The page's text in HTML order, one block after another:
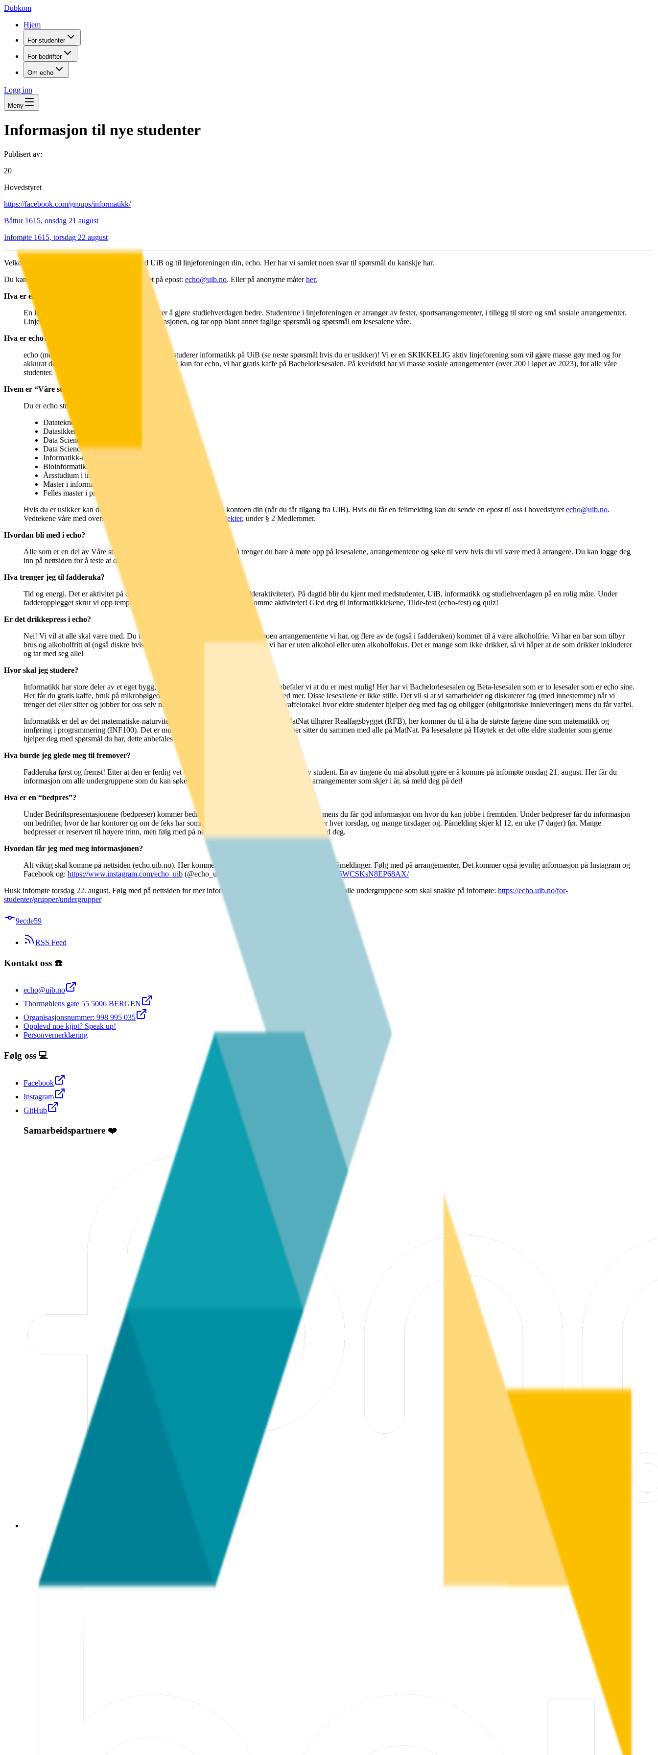
Dubkom
Hjem
For studenter
For bedrifter
Om echo
Logg inn
Meny
Informasjon til nye studenter
Publisert av:
20
Hovedstyret
https://facebook.com/groups/informatikk/
Båttur 1615, onsdag 21 august
Infomøte 1615, torsdag 22 august
Velkommen som ny student til informatikk ved UiB og til linjeforeningen din, echo. Her har vi samlet noen svar til spørsmål du kanskje har.
Du kan alltids komme i kontakt med hovedstyret på epost: echo@uib.no. Eller på anonyme måterher.
Hva er en linjeforening?
En linjeforening er studentene selv som ønsker å gjøre studiehverdagen bedre. Studentene i linjeforeningen er arrangør av fester, sportsarrangementer, i tillegg til store og små sosiale arrangementer.
Linjeforeningen har også møte med administrasjonen, og tar opp blant annet faglige spørsmål og spørsmål om lesesalene våre.
Hva er echo?
echo (med liten e) er linjeforeningen din hvis du studerer informatikk på UiB (se neste spørsmål hvis du er usikker)! Vi er en SKIKKELIG aktiv linjeforening som vil gjøre masse gøy med og for
akkurat deg. På dagtid har vi flere lesesaler som er kun for echo, vi har gratis kaffe på Bachelorlesesalen. På kveldstid har vi masse sosiale arrangementer (over 200 i løpet av 2023), for alle våre
studenter.
Hvem er “Våre studenter” i echo?
Du er echo student hvis du studerer en av følgende:
Datateknologi
Datasikkerhet
Data Science (Siving)
Data Science (Bachelor)
Informatikk-matematikk-økonomi
Bioinformatikk
Årsstudium i informatikk
Master i informatikk (alle delene)
Felles master i programvareutvikling
Hvis du er usikker kan du teste å logge inn på nettsiden med UiB kontoen din (når du får tilgang fra UiB). Hvis du får en feilmelding kan du sende en epost til oss i hovedstyret echo@uib.no.
Vedtekene våre med oversikten er her:
https://echo.uib.no/om/vedtekter, under § 2 Medlemmer.
Hvordan bli med i echo?
Alle som er en del av Våre studenter er automatisk en del av echo! Nå trenger du bare å møte opp på lesesalene, arrangementene og søke til verv hvis du vil være med å arrangere. Du kan logge deg
inn på nettsiden for å teste at det fungerer (med UiB konto)
Hva trenger jeg til fadderuka?
Tid og energi. Det er aktivitet på dagen (mentoropplegg) og kveldstid (fadderaktiviteter). På dagtid blir du kjent med medstudenter, UiB, informatikk og studiehverdagen på en rolig måte. Under
fadderopplegget skrur vi opp tempoet noe, og prøver å få alle med på morsomme aktiviteter! Gled deg til informatikklekene, Tilde-fest (echo-fest) og quiz!
Er det drikkepress i echo?
Nei! Vi vil at alle skal være med. Du trenger ikke å drikke for å være med på noen arrangementene vi har, og flere av de (også i fadderuken) kommer til å være alkoholfrie. Vi har en bar som tilbyr
brus og alkoholfritt øl (også diskre hvis du ønsker det). De fleste arrangementer vi har er uten alkohol eller uten alkoholfokus. Det er mange som ikke drikker, så vi håper at de som drikker inkluderer
og tar med seg alle!
Hvor skal jeg studere?
Informatikk har store deler av et eget bygg, Høyteknologisk senter (Høytek). Her anbefaler vi at du er mest mulig! Her har vi Bachelorlesesalen og Beta-lesesalen som er to lesesaler som er echo sine.
Her får du gratis kaffe, bruk på mikrobølgeovn, vannkoker, kjøleskap og toastjern med mer. Disse lesesalene er ikke stille. Det vil si at vi samarbeider og diskuterer fag (med innestemme) når vi
trenger det eller sitter og jobber for oss selv når vi trenger det. På torsdager har vi og vaffelorakel hvor eldre studenter hjelper deg med fag og obligger (obligatoriske innleveringer) mens du får vaffel.
Informatikk er del av det matematiske-naturvitenskapelige fakultet (MatNat) på UiB. MatNat tilhører Realfagsbygget (RFB), her kommer du til å ha de største fagene dine som matematikk og
innføring i programmering (INF100). Det er mulig å sitte på RFB til å studere og, men her sitter du sammen med alle på MatNat. På lesesalene på Høytek er det ofte eldre studenter som gjerne
hjelper deg med spørsmål du har, dette anbefales veldig å benytte seg av!
Hva burde jeg glede meg til fremover?
Fadderuka først og fremst! Etter at den er ferdig vet vi at mange ting må lande for deg som ny student. En av tingene du må absolutt gjøre er å komme på infomøte onsdag 21. august. Her får du
informasjon om alle undergruppene som du kan søke frivillig verv i. Videre er det masse kule arrangementer som skjer i år, så meld deg på det!
Hva er en “bedpres”?
Under Bedriftspresentasjonene (bedpreser) kommer bedrifter til oss for å spandere mat og drikke mens du får god informasjon om hvor du kan jobbe i fremtiden. Under bedpreser får du informasjon
om bedrifter, hvor de har kontorer og om de feks har sommerjobber tilgjengelige. Bedpresene skjer hver torsdag, og mange tirsdager og. Påmelding skjer kl 12, en uke (7 dager) før. Mange
bedpresser er reservert til høyere trinn, men følg med på nettsiden for påmelding så får du noen med deg.
Hvordan får jeg med meg informasjonen?
Alt viktig skal komme på nettsiden (echo.uib.no). Her kommer det arrangementer, nyhetsinnlegg og påmeldinger. Følg med på arrangementer, Det kommer også jevnlig informasjon på Instagram og
Facebook og: https://www.instagram.com/echo_uib (@echo_uib)
https://www.facebook.com/share/x95WCSKsN8EP68AX/
Husk infomøte torsdag 22. august. Følg med på nettsiden for mer informasjon. Her kan du se en oversikt over alle undergruppene som skal snakke på infomøte: https://echo.uib.no/for-
studenter/grupper/undergrupper
9ecde59
RSS Feed
Kontakt oss ☎️
echo@uib.no
Thormøhlens gate 55 5006 BERGEN
Organisasjonsnummer: 998 995 035
Opplevd noe kjipt? Speak up!
Personvernerklæring
Følg oss 💻
Facebook
Instagram
GitHub
Samarbeidspartnere ❤️